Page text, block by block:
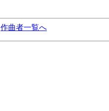
作曲者一覧へ